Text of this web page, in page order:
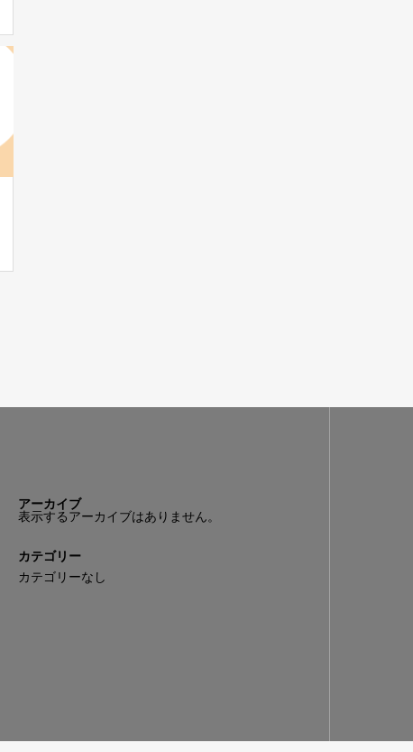
アーカイブ
表示するアーカイブはありません。
カテゴリー
カテゴリーなし